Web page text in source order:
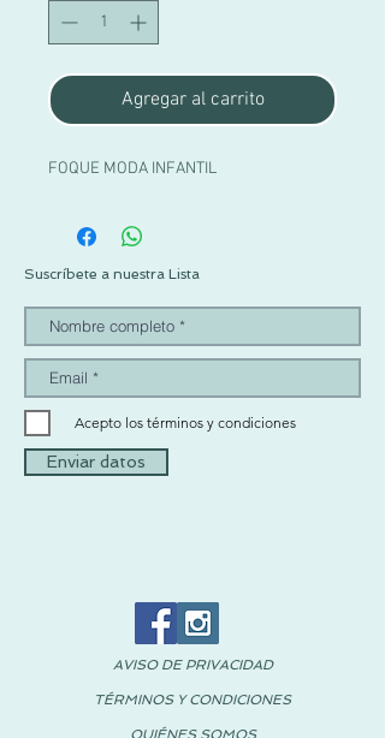
Agregar al carrito
FOQUE MODA INFANTIL
Suscríbete a nuestra Lista
Acepto los términos y condiciones
Enviar datos
AVISO DE PRIVACIDAD
TÉRMINOS Y CONDICIONES
QUIÉNES SOMOS